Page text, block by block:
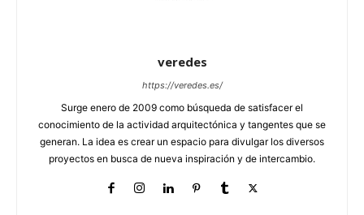
veredes
https://veredes.es/
Surge enero de 2009 como búsqueda de satisfacer el
conocimiento de la actividad arquitectónica y tangentes que se
generan. La idea es crear un espacio para divulgar los diversos
proyectos en busca de nueva inspiración y de intercambio.